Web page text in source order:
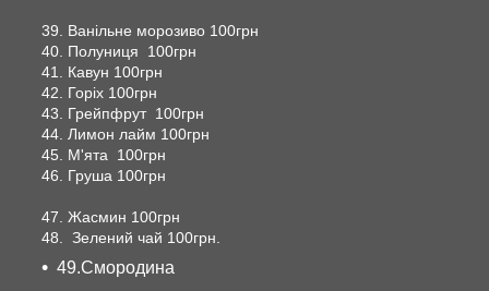
39. Ванільне морозиво 100грн
40. Полуниця 100грн
41. Кавун 100грн
42. Горіх 100грн
43. Грейпфрут 100грн
44. Лимон лайм 100грн
45. М'ята 100грн
46. Груша 100грн
47. Жасмин 100грн
48. Зелений чай 100грн.
49.Смородина